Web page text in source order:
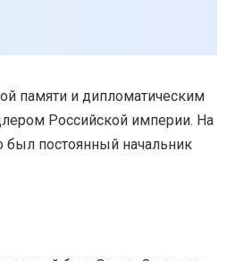
памяти и дипломатическим
Российской империи. На
был постоянный начальник